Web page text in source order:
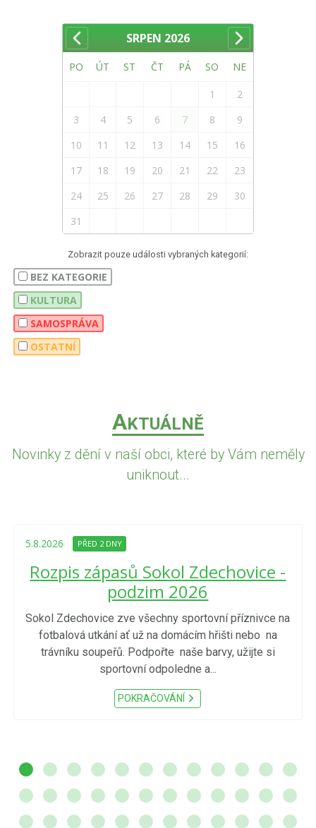
SRPEN 2026
PO ÚT ST ČT PÁ SO NE
1
2
3
4 5 6 7 8
9
10
11 12 13 14 15
16
17
18 19 20 21 22
23
24
25 26 27 28 29
30
31
Zobrazit pouze události vybraných kategorií:
BEZ KATEGORIE
KULTURA
SAMOSPRÁVA
OSTATNÍ
AKTUÁLNĚ
Novinky z dění v naší obci, které by Vám neměly
uniknout...
5.8.2026 PŘED 2 DNY
Rozpis zápasů Sokol Zdechovice -
podzim 2026
Sokol Zdechovice zve všechny sportovní příznivce na
fotbalová utkání ať už na domácím hřišti nebo na
trávníku soupeřů. Podpořte naše barvy, užijte si
sportovní odpoledne a...
POKRAČOVÁNÍ